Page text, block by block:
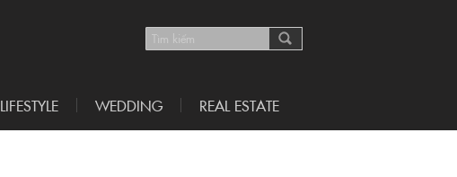
LIFESTYLE WEDDING REAL ESTATE